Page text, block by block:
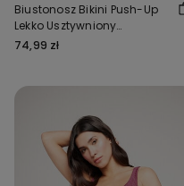
Biustonosz Bikini Push-Up
Lekko Usztywniony
Sparkling Touch Malwa
74,99 zł